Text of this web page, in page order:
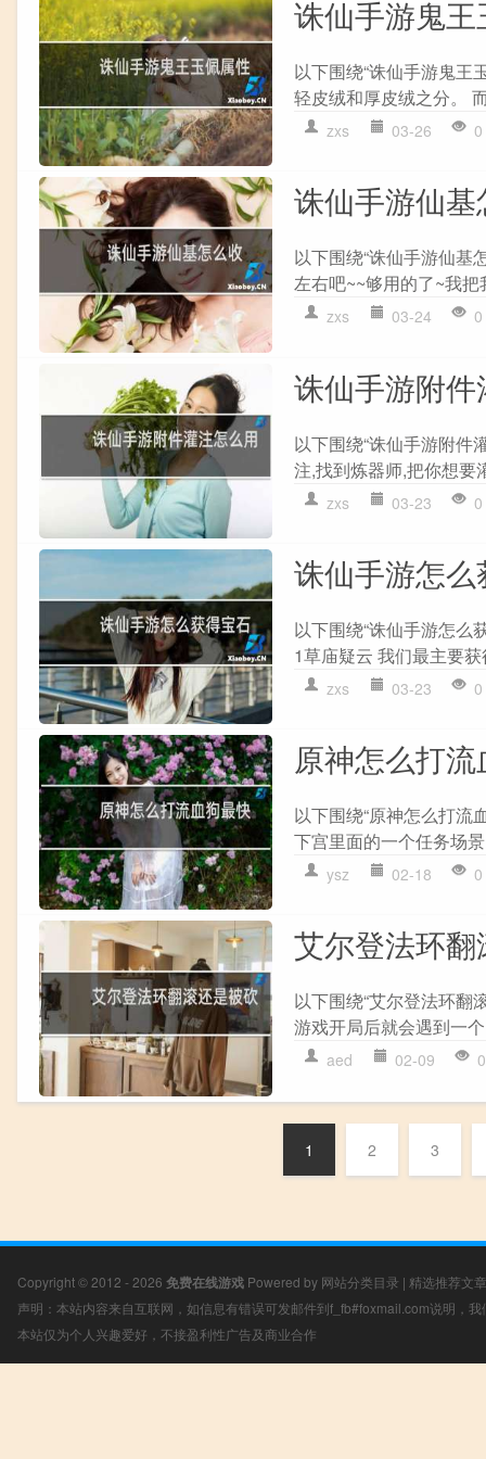
诛仙手游鬼
以下围绕“诛仙手游鬼王
轻皮绒和厚皮绒之分。
zxs 03-26 0
诛仙手游仙
以下围绕“诛仙手游仙基
左右吧~~够用的了~我
zxs 03-24 0
诛仙手游附
以下围绕“诛仙手游附件
注,找到炼器师,把你想要
zxs 03-23 0
诛仙手游怎
以下围绕“诛仙手游怎么
1草庙疑云 我们最主要
zxs 03-23 0
原神怎么打
以下围绕“原神怎么打流
下宫里面的一个任务场
ysz 02-18 0
艾尔登法环
以下围绕“艾尔登法环翻
游戏开局后就会遇到一
aed 02-09 0
1 2 3
Copyright © 2012 - 2026 免费在线游戏 Powered by 网站分类目录 | 精选推荐文章
声明：本站内容来自互联网，如信息有错误可发邮件到f_fb#foxmail.com说明，
本站仅为个人兴趣爱好，不接盈利性广告及商业合作